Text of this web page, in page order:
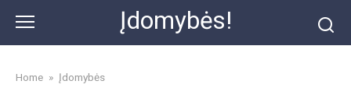
content
Įdomybės!
Home » Įdomybės